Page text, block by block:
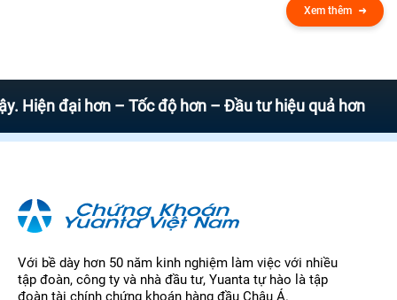
Xem thêm
hơn – Tốc độ hơn – Đầu tư hiệu quả hơn
Với bề dày hơn 50 năm kinh nghiệm làm việc với nhiều
tập đoàn, công ty và nhà đầu tư, Yuanta tự hào là tập
đoàn tài chính chứng khoán hàng đầu Châu Á.